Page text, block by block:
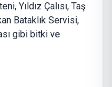
Yıldız Çalısı, Taş
Bataklık Servisi,
gibi bitki ve